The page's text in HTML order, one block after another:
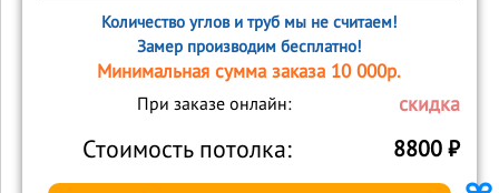
Количество углов и труб мы не считаем!
Замер производим бесплатно!
Минимальная сумма заказа 10 000р.
При заказе онлайн: скидка
Стоимость потолка: 8800 ₽